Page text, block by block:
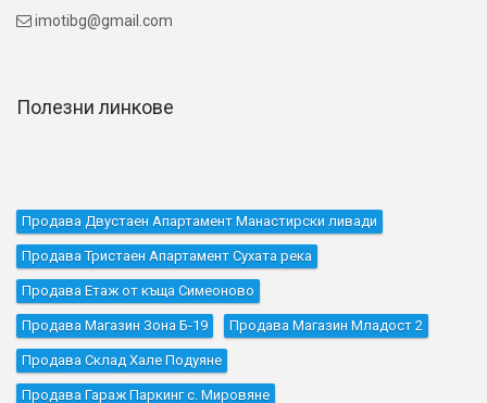
 imotibg@gmail.com
Полезни линкове
Продава Двустаен Апартамент Манастирски ливади
Продава Тристаен Апартамент Сухата река
Продава Етаж от къща Симеоново
Продава Магазин Зона Б-19 Продава Магазин Младост 2
Продава Склад Хале Подуяне
Продава Гараж Паркинг с. Мировяне